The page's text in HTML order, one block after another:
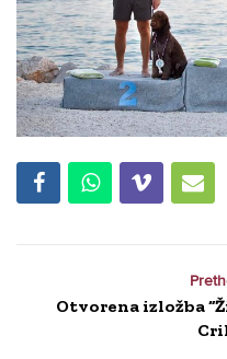
Otvorena izložba